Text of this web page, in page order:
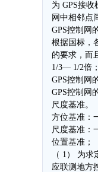
为 GPS接收
网中相邻点
GPS控制网
根据国标，
的要求，而
1/3— 1/2倍
GPS控制网
GPS控制网
尺度基准。
方位基准：
尺度基准：
位置基准；
（ 1） 为
应联测地方